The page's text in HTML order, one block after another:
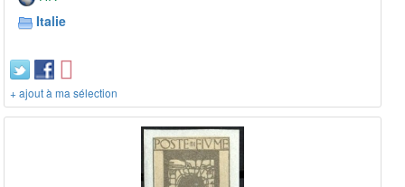
Italie
+ ajout à ma sélection